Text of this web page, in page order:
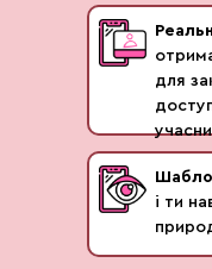
Як не
Що
Як
привабливо
погляд
Що
і ти
для